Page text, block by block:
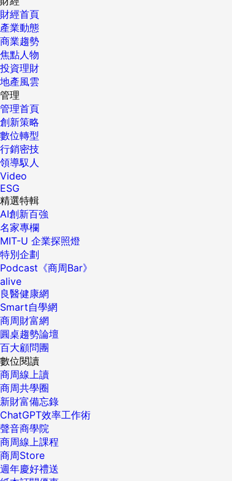
財經首頁
產業動態
商業趨勢
焦點人物
投資理財
地產風雲
管理
管理首頁
創新策略
數位轉型
行銷密技
領導馭人
Video
ESG
精選特輯
AI創新百強
名家專欄
MIT-U 企業探照燈
特別企劃
Podcast《商周Bar》
alive
良醫健康網
Smart自學網
商周財富網
圓桌趨勢論壇
百大顧問團
數位閱讀
商周線上讀
商周共學圈
新財富備忘錄
ChatGPT效率工作術
聲音商學院
商周線上課程
商周Store
週年慶好禮送